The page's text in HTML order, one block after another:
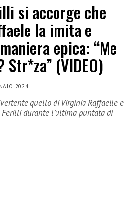
si accorge che
la imita e
epica: “Me
(VIDEO)
2024
quello di Virginia Raffaelle e
Ferilli durante l’ultima puntata di